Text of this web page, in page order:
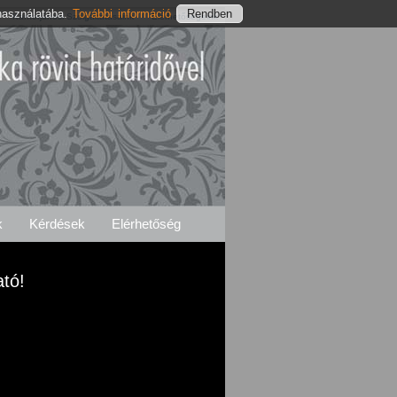
Kántorjánosi Szolgáltatásaink Elérhetőségeink
Kérdések Elérhetőség
További információ